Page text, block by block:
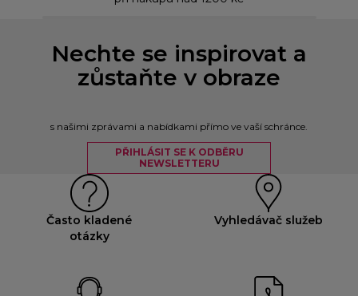
Nechte se inspirovat a
zůstaňte v obraze
s našimi zprávami a nabídkami přímo ve vaší schránce.
PŘIHLÁSIT SE K ODBĚRU
NEWSLETTERU
Často kladené
otázky
Vyhledávač služeb